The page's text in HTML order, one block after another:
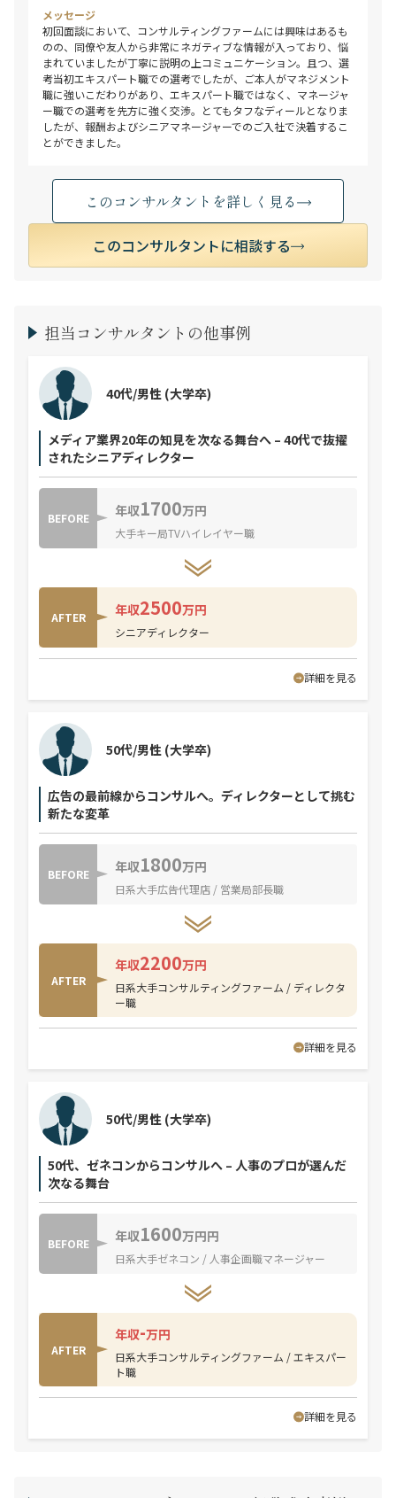
メッセージ
初回面談において、コンサルティングファームには興味はあるも
のの、同僚や友人から非常にネガティブな情報が入っており、悩
まれていましたが丁寧に説明の上コミュニケーション。且つ、選
考当初エキスパート職での選考でしたが、ご本人がマネジメント
職に強いこだわりがあり、エキスパート職ではなく、マネージャ
ー職での選考を先方に強く交渉。とてもタフなディールとなりま
したが、報酬およびシニアマネージャーでのご入社で決着するこ
とができました。
このコンサルタントを詳しく見る
このコンサルタントに相談する
担当コンサルタントの他事例
メディア業界20年の知見を次なる舞台へ – 40代で抜擢
されたシニアディレクター
40代/男性 (大学卒)
BEFORE 年収1700万円
大手キー局TVハイレイヤー職
AFTER 年収2500万円
シニアディレクター
詳細を見る
広告の最前線からコンサルへ。ディレクターとして挑む
新たな変革
50代/男性 (大学卒)
BEFORE 年収1800万円
日系大手広告代理店 / 営業局部長職
AFTER
年収2200万円
日系大手コンサルティングファーム / ディレクタ
ー職
詳細を見る
50代、ゼネコンからコンサルへ – 人事のプロが選んだ
次なる舞台
50代/男性 (大学卒)
BEFORE 年収1600万円円
日系大手ゼネコン / 人事企画職マネージャー
AFTER
年収-万円
日系大手コンサルティングファーム / エキスパー
ト職
詳細を見る